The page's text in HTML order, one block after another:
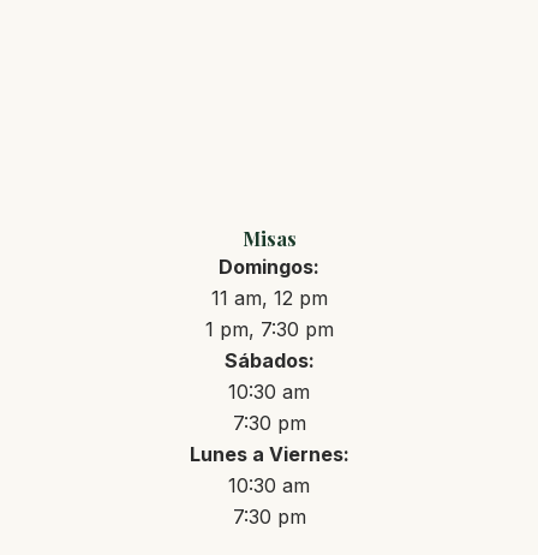
Misas
Domingos:
11 am, 12 pm
1 pm, 7:30 pm
Sábados:
10:30 am
7:30 pm
Lunes a Viernes:
10:30 am
7:30 pm